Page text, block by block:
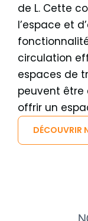
de L. Cette
l’espace et
circulation
espaces de
peuvent
offrir un
DÉCOUVRIR